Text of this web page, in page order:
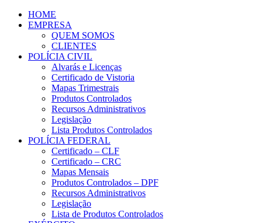
HOME
EMPRESA
QUEM SOMOS
CLIENTES
POLÍCIA CIVIL
Alvarás e Licenças
Certificado de Vistoria
Mapas Trimestrais
Produtos Controlados
Recursos Administrativos
Legislação
Lista Produtos Controlados
POLÍCIA FEDERAL
Certificado – CLF
Certificado – CRC
Mapas Mensais
Produtos Controlados – DPF
Recursos Administrativos
Legislação
Lista de Produtos Controlados